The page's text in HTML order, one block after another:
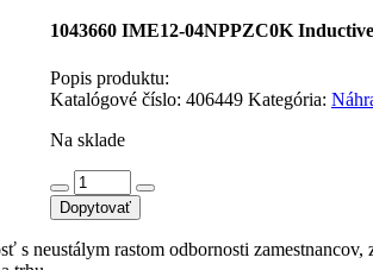
1043660 IME12-04NPPZC0K
Popis produktu:
Katalógové číslo: 406449 Kategória:
Na sklade
množstvo
1043660
IME12-
04NPPZC0K
Inductive
Dopytovať
s neustálym rastom odbornosti zamestnancov,